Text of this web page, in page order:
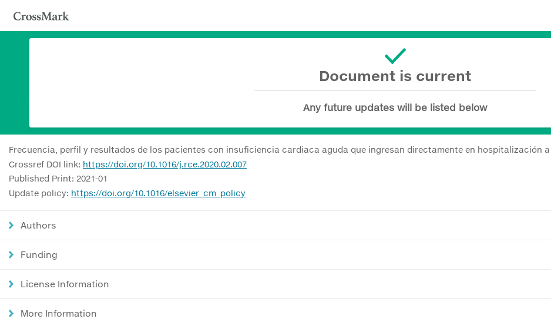
Document is current
Any future updates will be listed below
Frecuencia, perfil y resultados de los pacientes con insuficiencia cardiaca aguda que ingresan directamente en hospitalización
Crossref DOI link: https://doi.org/10.1016/j.rce.2020.02.007
Published Print: 2021-01
Update policy: https://doi.org/10.1016/elsevier_cm_policy
Authors
Funding
License Information
More Information